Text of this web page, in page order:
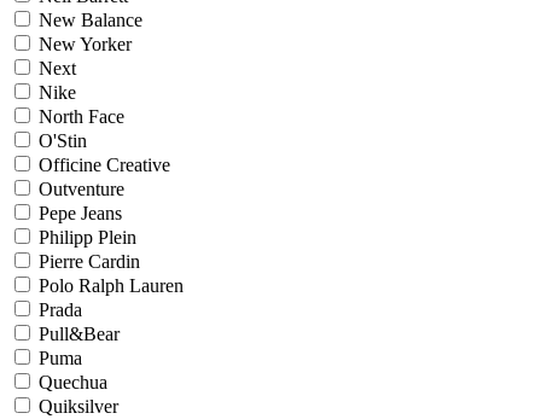
New Balance
New Yorker
Next
Nike
North Face
O'Stin
Officine Creative
Outventure
Pepe Jeans
Philipp Plein
Pierre Cardin
Polo Ralph Lauren
Prada
Pull&Bear
Puma
Quechua
Quiksilver